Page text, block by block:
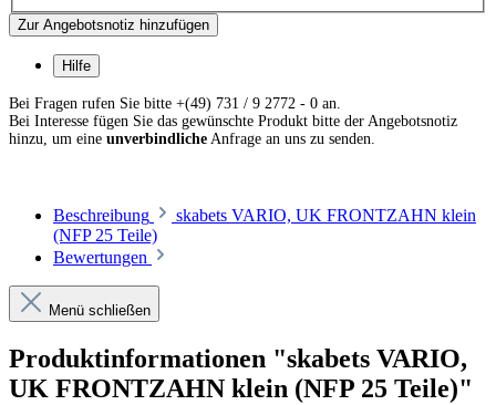
Zur Angebotsnotiz hinzufügen
Hilfe
Bei Fragen rufen Sie bitte +(49) 731 / 9 2772 - 0 an.
Bei Interesse fügen Sie das gewünschte Produkt bitte der Angebotsnotiz
hinzu, um eine unverbindliche Anfrage an uns zu senden.
Beschreibung
skabets VARIO, UK FRONTZAHN klein
(NFP 25 Teile)
Bewertungen
Menü schließen
Produktinformationen "skabets VARIO,
UK FRONTZAHN klein (NFP 25 Teile)"